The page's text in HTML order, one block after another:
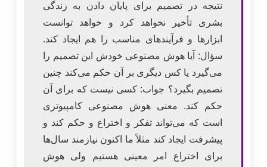
نتیجه در تصمیم برای پایان دادن به زندگی
بشری تأخیر نخواهد کرد و خواهد توانست
ابزارها و فرآیندهای مناسب را هم ایجاد کند.
سؤال: آیا هوش مصنوعی خودش این تصمیم را
می‌گیرد یا کس دیگری بر آن حکم می‌کند چنین
تصمیم بگیرد؟ جواب: کسی نیست که برای آن
حکم کند. معنی هوش مصنوعی کامپیوتری
است که می‌تواند تفکر و اختراع و حکم کند و
پیشرفت ایجاد کند مثلاً ما اکنون نیازمند سال‌ها
برای اختراع امر معینی هستیم ولی هوش